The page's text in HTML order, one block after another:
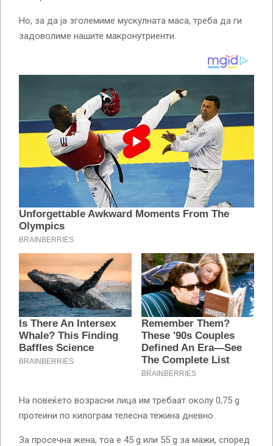
Но, за да ја зголемиме мускулната маса, треба да ги
задоволиме нашите макронутриенти.
На повеќето возрасни лица им требаат околу 0,75 g
протеини по килограм телесна тежина дневно.
За просечна жена, тоа е 45 g или 55 g за мажи, според